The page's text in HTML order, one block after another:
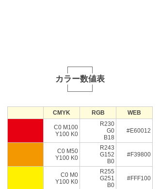
カラー数値表
CMYK RGB WEB
C0 M100
Y100 K0
R230
G0
B18
#E60012
C0 M50
Y100 K0
R243
G152
B0
#F39800
C0 M0
Y100 K0
R255
G251
B0
#FFF100